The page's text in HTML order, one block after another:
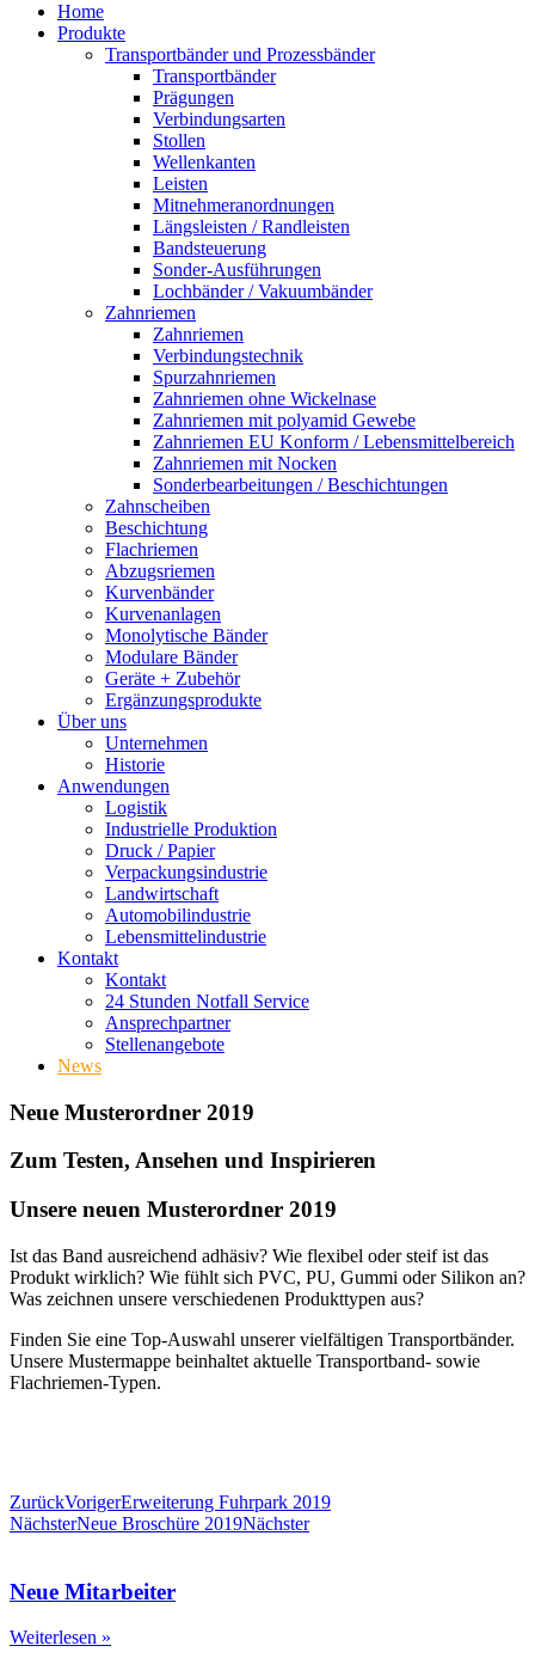
Home
Produkte
Transportbänder und Prozessbänder
Transportbänder
Prägungen
Verbindungsarten
Stollen
Wellenkanten
Leisten
Mitnehmeranordnungen
Längsleisten / Randleisten
Bandsteuerung
Sonder-Ausführungen
Lochbänder / Vakuumbänder
Zahnriemen
Zahnriemen
Verbindungstechnik
Spurzahnriemen
Zahnriemen ohne Wickelnase
Zahnriemen mit polyamid Gewebe
Zahnriemen EU Konform / Lebensmittelbereich
Zahnriemen mit Nocken
Sonderbearbeitungen / Beschichtungen
Zahnscheiben
Beschichtung
Flachriemen
Abzugsriemen
Kurvenbänder
Kurvenanlagen
Monolytische Bänder
Modulare Bänder
Geräte + Zubehör
Ergänzungsprodukte
Über uns
Unternehmen
Historie
Anwendungen
Logistik
Industrielle Produktion
Druck / Papier
Verpackungsindustrie
Landwirtschaft
Automobilindustrie
Lebensmittelindustrie
Kontakt
Kontakt
24 Stunden Notfall Service
Ansprechpartner
Stellenangebote
News
Neue Musterordner 2019
Zum Testen, Ansehen und Inspirieren
Unsere neuen Musterordner 2019
Ist das Band ausreichend adhäsiv? Wie flexibel oder steif ist das
Produkt wirklich? Wie fühlt sich PVC, PU, Gummi oder Silikon an?
Was zeichnen unsere verschiedenen Produkttypen aus?
Finden Sie eine Top-Auswahl unserer vielfältigen Transportbänder.
Unsere Mustermappe beinhaltet aktuelle Transportband- sowie
Flachriemen-Typen.
ZurückVorigerErweiterung Fuhrpark 2019
NächsterNeue Broschüre 2019Nächster
Neue Mitarbeiter
Weiterlesen »